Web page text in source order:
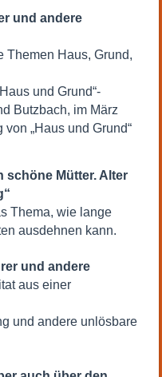
und andere
Themen Haus, Grund,
und Grund“-
Butzbach, im März
von„Haus und Grund“
schöne Mütter. Alter
Thema, wie lange
ausdehnen kann.
und andere
aus einer
und andere unlösbare